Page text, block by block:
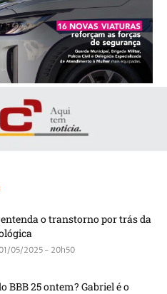
o transtorno por trás da
01/05/2025 - 20h50
BBB 25 ontem? Gabriel é o